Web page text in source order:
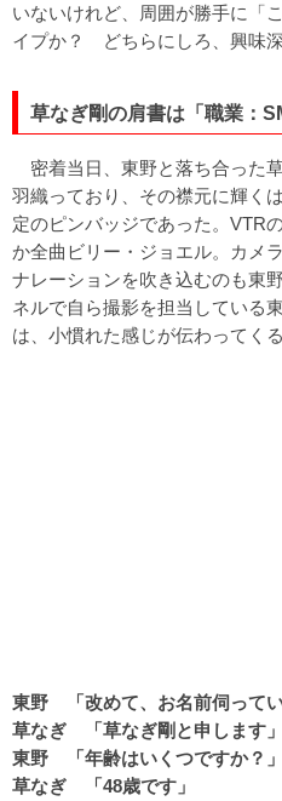
いないけれど、周囲が勝手に「
イプか？ どちらにしろ、興味深
草なぎ剛の肩書は「職業：
密着当日、東野と落ち合った
羽織っており、その襟元に輝く
定のピンバッジであった。VTR
か全曲ビリー・ジョエル。カメ
ナレーションを吹き込むのも東
ネルで自ら撮影を担当している
は、小慣れた感じが伝わってくる
東野 「改めて、お名前伺ってい
草なぎ 「草なぎ剛と申します」
東野 「年齢はいくつですか？」
草なぎ 「48歳です」